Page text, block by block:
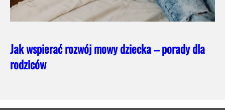
Jak wspierać rozwój mowy dziecka – porady dla
rodziców